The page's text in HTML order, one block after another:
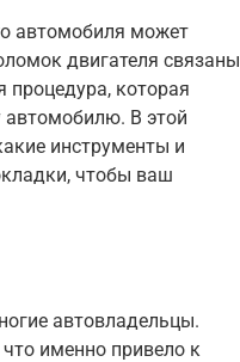
автомобиля может
двигателя связаны
процедура, которая
автомобилю. В этой
инструменты и
чтобы ваш
автовладельцы.
именно привело к